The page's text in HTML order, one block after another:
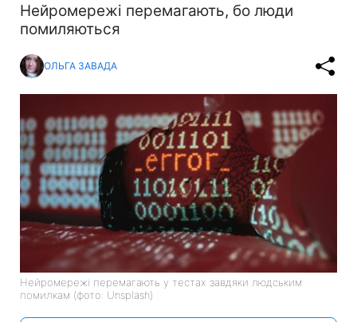
Нейромережі перемагають, бо люди
помиляються
ОЛЬГА ЗАВАДА
Нейромережі перемагають у тестах завдяки людським
помилкам (фото: Unsplash)